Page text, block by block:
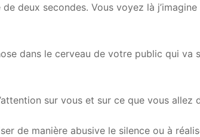
deux secondes. Vous voyez là
dans le cerveau de votre public qui va
sur vous et sur ce que vous allez
de manière abusive le silence ou à